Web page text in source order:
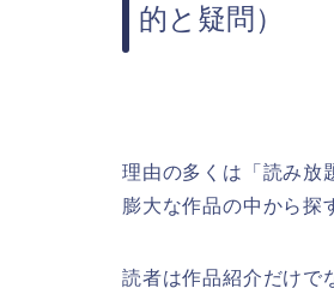
的と疑問）
理由の多くは「読み放
膨大な作品の中から探
読者は作品紹介だけで